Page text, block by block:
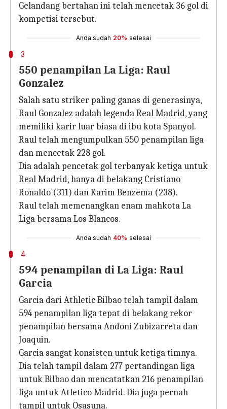
Gelandang bertahan ini telah mencetak 36 gol di
kompetisi tersebut.
Anda sudah 20% selesai
3
550 penampilan La Liga: Raul
Gonzalez
Salah satu striker paling ganas di generasinya,
Raul Gonzalez adalah legenda Real Madrid, yang
memiliki karir luar biasa di ibu kota Spanyol.
Raul telah mengumpulkan 550 penampilan liga
dan mencetak 228 gol.
Dia adalah pencetak gol terbanyak ketiga untuk
Real Madrid, hanya di belakang Cristiano
Ronaldo (311) dan Karim Benzema (238).
Raul telah memenangkan enam mahkota La
Liga bersama Los Blancos.
Anda sudah 40% selesai
4
594 penampilan di La Liga: Raul
Garcia
Garcia dari Athletic Bilbao telah tampil dalam
594 penampilan liga tepat di belakang rekor
penampilan bersama Andoni Zubizarreta dan
Joaquin.
Garcia sangat konsisten untuk ketiga timnya.
Dia telah tampil dalam 277 pertandingan liga
untuk Bilbao dan mencatatkan 216 penampilan
liga untuk Atletico Madrid. Dia juga pernah
tampil untuk Osasuna.